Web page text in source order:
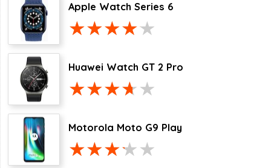
Apple Watch Series 6
Huawei Watch GT 2 Pro
Motorola Moto G9 Play